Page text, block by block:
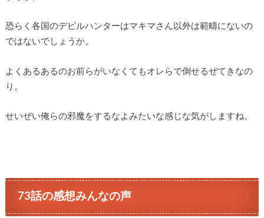
恐らく各国のデビルハンターはマキマさん以外は範疇にないの
ではないでしょうか。
よくあるあるのお前らがいなくてもオレらで倒せるぜてきなの
り。
せいぜい俺らの邪魔をするなよみたいな感じな気がしますね。
73話の感想みんなの声